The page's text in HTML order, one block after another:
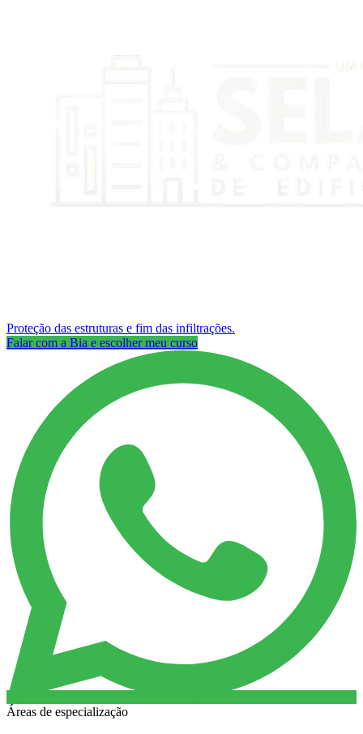
Proteção das estruturas e fim das infiltrações.
Falar com a Bia e escolher meu curso
Áreas de especialização